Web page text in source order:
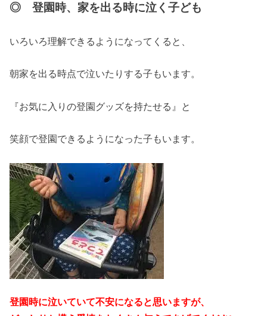
◎ 登園時、家を出る時に泣く子ども
いろいろ理解できるようになってくると、
朝家を出る時点で泣いたりする子もいます。
『お気に入りの登園グッズを持たせる』と
笑顔で登園できるようになった子もいます。
登園時に泣いていて不安になると思いますが、